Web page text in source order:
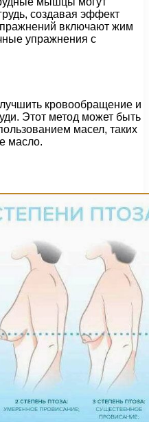
создавая эффект
включают жим
упражнения с
кровообращение и
Этот метод может быть
масел, таких
масло.